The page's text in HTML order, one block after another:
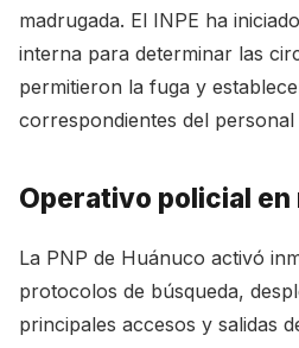
madrugada. El INPE ha
interna para determinar las
permitieron la fuga y
correspondientes del
Operativo policial en
La PNP de Huánuco activó
protocolos de búsqueda,
principales accesos y salidas